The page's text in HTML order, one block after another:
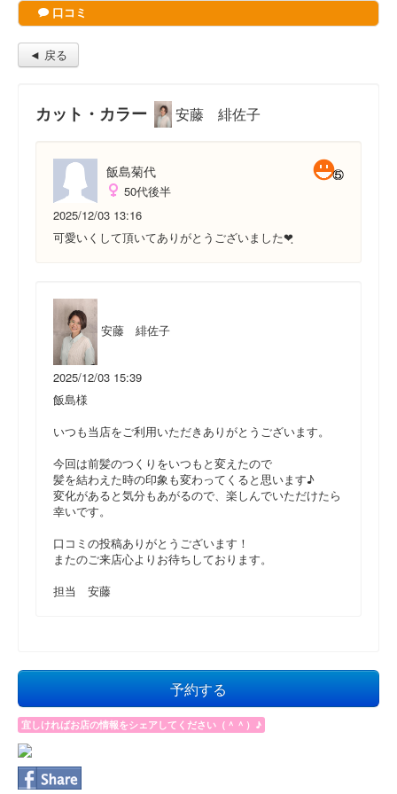
口コミ
◄ 戻る
カット・カラー 安藤 緋佐子
飯島菊代
50代後半
2025/12/03 13:16
可愛いくして頂いてありがとうございました❤ฺ︎
安藤 緋佐子
2025/12/03 15:39
飯島様
いつも当店をご利用いただきありがとうございます。
今回は前髪のつくりをいつもと変えたので
髪を結わえた時の印象も変わってくると思います♪
変化があると気分もあがるので、楽しんでいただけたら
幸いです。
口コミの投稿ありがとうございます！
またのご来店心よりお待ちしております。
担当 安藤
予約する
宜しければお店の情報をシェアしてください（＾＾）♪